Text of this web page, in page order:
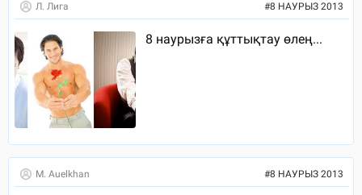
Л. Лига #8 НАУРЫЗ 2013
8 наурызға құттықтау өлең...
M. Auelkhan #8 НАУРЫЗ 2013